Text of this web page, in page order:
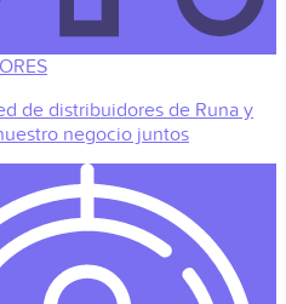
de distribuidores de Runa y
negocio juntos